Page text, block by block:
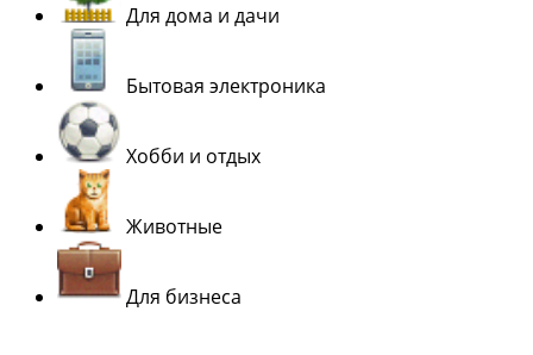
Для дома и дачи
Бытовая электроника
Хобби и отдых
Животные
Для бизнеса